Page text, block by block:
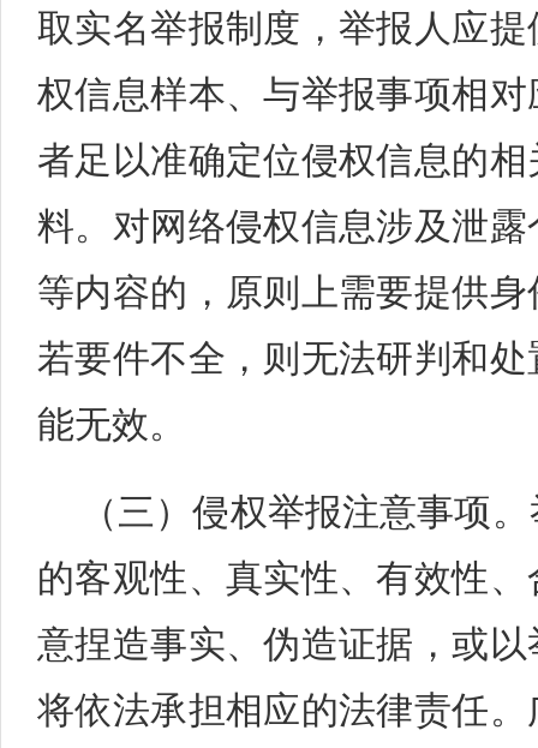
取实名举报制度，举报人应
权信息样本、与举报事项相
者足以准确定位侵权信息的
料。对网络侵权信息涉及泄
等内容的，原则上需要提供
若要件不全，则无法研判和
能无效。
（三）侵权举报注意事项
的客观性、真实性、有效性
意捏造事实、伪造证据，或
将依法承担相应的法律责任